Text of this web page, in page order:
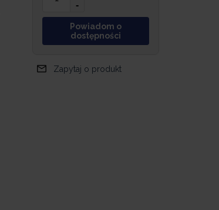
-
Powiadom o
dostępności
Zapytaj o produkt